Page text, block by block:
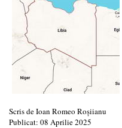
Scris deIoan Romeo Roșiianu
Publicat: 08 Aprilie 2025